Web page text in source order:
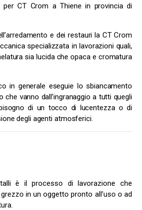
per CT Crom a Thiene in provincia di
e dei restauri la CT Crom
specializzata in lavorazioni quali,
sia lucida che opaca e cromatura
in generale eseguie lo sbiancamento
che vanno dall’ingranaggio a tutti quegli
di un tocco di lucentezza o di
degli agenti atmosferici.
è il processo di lavorazione che
in un oggetto pronto all’uso o ad